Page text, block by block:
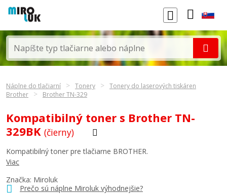
Náplne do tlačiarní Tonery
Tonery do laserových tiskáren
Brother
Brother TN-329
Kompatibilný toner s Brother TN-
329BK (čierny)
Značka: Miroluk
Prečo sú náplne Miroluk výhodnejšie?
Kompatibilný toner pre tlačiarne BROTHER.
Viac